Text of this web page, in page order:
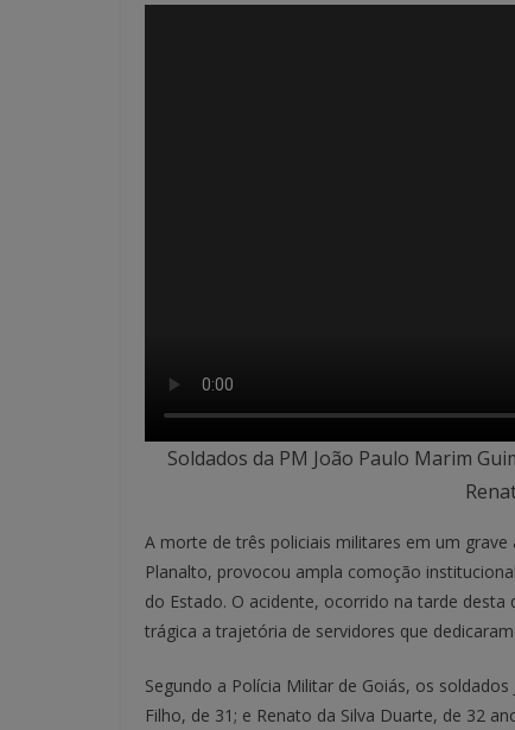
Soldados da PM João Paulo Marim
A morte de três policiais militares em um
Planalto, provocou ampla comoção
do Estado. O acidente, ocorrido na tarde
trágica a trajetória de servidores que
Segundo a Polícia Militar de Goiás, os
Filho, de 31; e Renato da Silva Duarte, de 32